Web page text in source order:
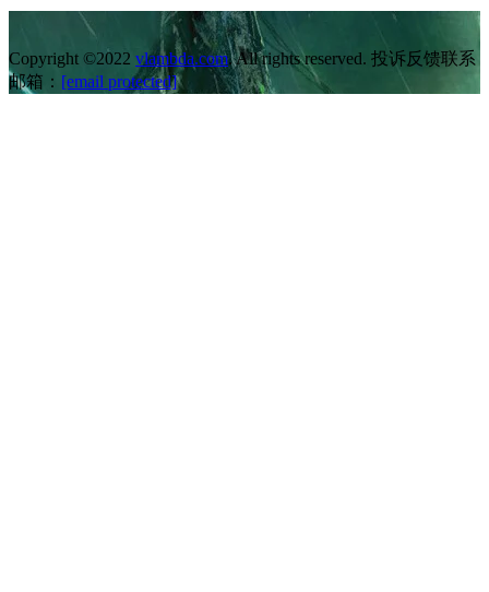
Copyright ©2022 vlambda.com. All rights reserved. 投诉反馈联系
邮箱： [email protected]